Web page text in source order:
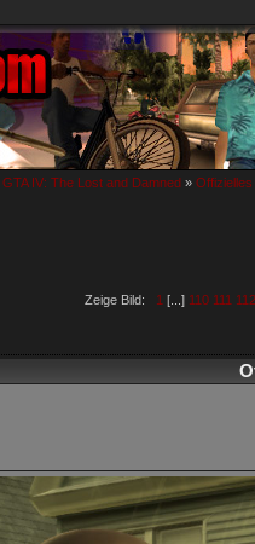
GTA IV: The Lost and Damned » Offizielles
Zeige Bild: 1 [...] 110 111 112